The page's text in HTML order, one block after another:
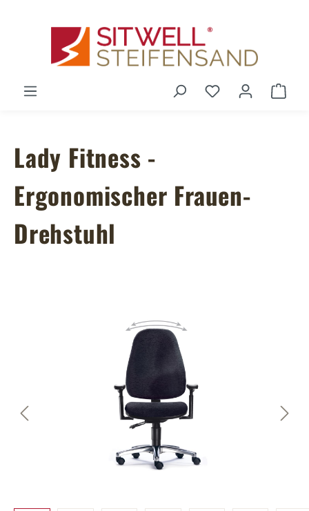
Du hast 0
Lady Fitness -
Ergonomischer Frauen-
Drehstuhl
Bildergalerie überspringen